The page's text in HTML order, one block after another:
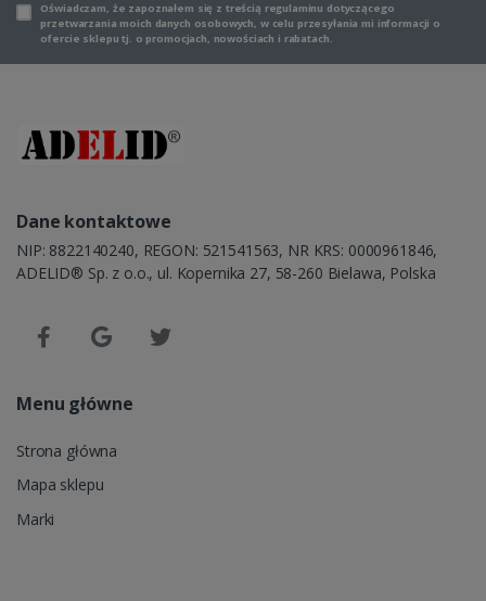
Oświadczam, że zapoznałem się z treścią regulaminu dotyczącego
przetwarzania moich danych osobowych, w celu przesyłania mi informacji o
ofercie sklepu tj. o promocjach, nowościach i rabatach.
Dane kontaktowe
NIP: 8822140240, REGON: 521541563, NR KRS: 0000961846,
ADELID® Sp. z o.o., ul. Kopernika 27, 58-260 Bielawa, Polska
Menu główne
Strona główna
Mapa sklepu
Marki